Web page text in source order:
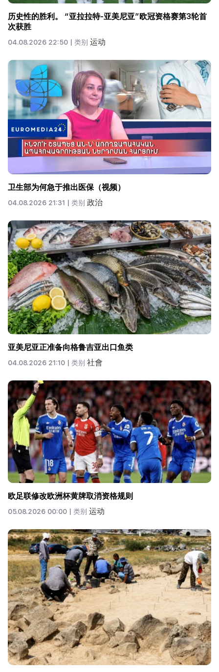
历史性的胜利。 “亚拉拉特-亚美尼亚”欧冠资格赛第3轮首
次获胜
04.08.2026 22:50 | 类别 运动
卫生部为何急于推出医保（视频）
04.08.2026 21:31 | 类别 政治
亚美尼亚正准备向格鲁吉亚出口鱼类
04.08.2026 21:10 | 类别 社會
欧足联修改欧洲杯黄牌取消资格规则
05.08.2026 00:00 | 类别 运动